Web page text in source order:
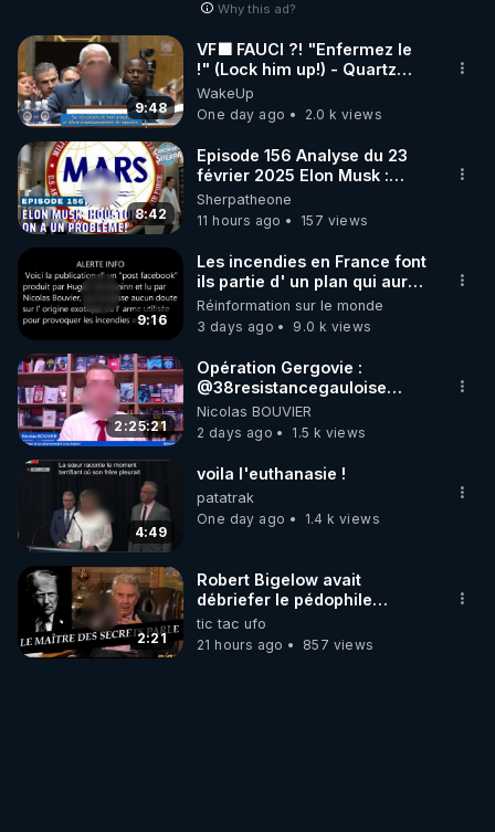
Why this ad?
9:48
VF🟩 FAUCI ?! "Enfermez le
!" (Lock him up!) - Quartz
Traduction
WakeUp
One day ago
2.0 k views
8:42
Episode 156 Analyse du 23
février 2025 Elon Musk :
Houston , on a un problème !
Sherpatheone
11 hours ago
157 views
9:16
Les incendies en France font
ils partie d' un plan qui aurait
débuté le 11 septembre 2001
?
Réinformation sur le monde
3 days ago
9.0 k views
2:25:21
Opération Gergovie :
‪@38resistancegauloise‬
‪@MarionSigautOfficiel‬
‪@gladysriifard5710‬ Laëtitia
Nicolas BOUVIER
2 days ago
1.5 k views
4:49
voila l'euthanasie !
patatrak
One day ago
1.4 k views
2:21
Robert Bigelow avait
débriefer le pédophile
génocidaire de donald j
trump
tic tac ufo
21 hours ago
857 views